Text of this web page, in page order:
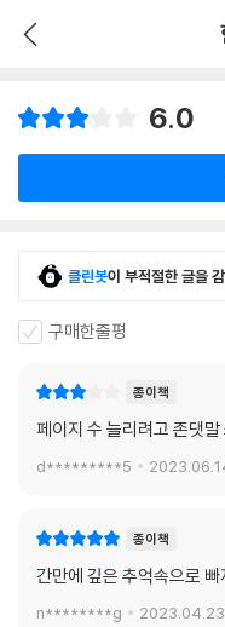
6.0
클린봇이 부적절한 글을
구매한줄평
종이책
페이지 수 늘리려고 존댓말
d*********5
종이책
간만에 깊은 추억속으로
n********g 2023.04.23.